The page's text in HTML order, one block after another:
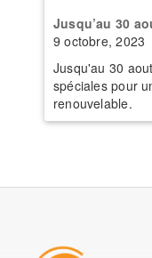
Jusqu’au 30
9 octobre, 2023
Jusqu'au 30
spéciales pour
renouvelable.